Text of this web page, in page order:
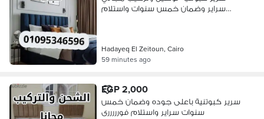
سراير وضمان خمس سنوات واستلام
Hadayeq El Zeitoun, Cairo
59 minutes ago
EGP 2,000
سرير كبوتنية باعلى جوده وضمان خمس
سنوات سراير واستلام فورررررى